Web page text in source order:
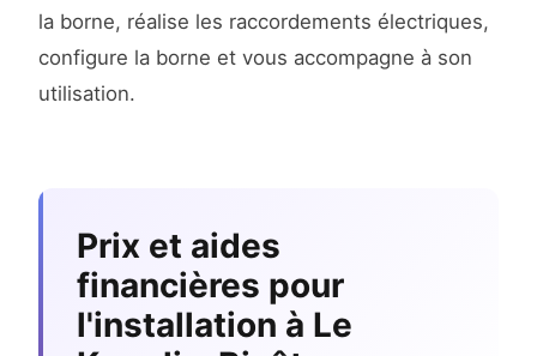
la borne, réalise les raccordements électriques,
configure la borne et vous accompagne à son
utilisation.
Prix et aides
financières pour
l'installation à Le